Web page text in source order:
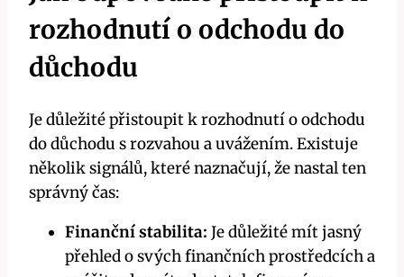
rozhodnutí o odchodu do
důchodu
Je důležité přistoupit k rozhodnutí o odchodu
do důchodu s rozvahou a uvážením. Existuje
několik signálů, které naznačují, že nastal ten
správný čas:
Finanční stabilita: Je důležité mít jasný
přehled o svých finančních prostředcích a